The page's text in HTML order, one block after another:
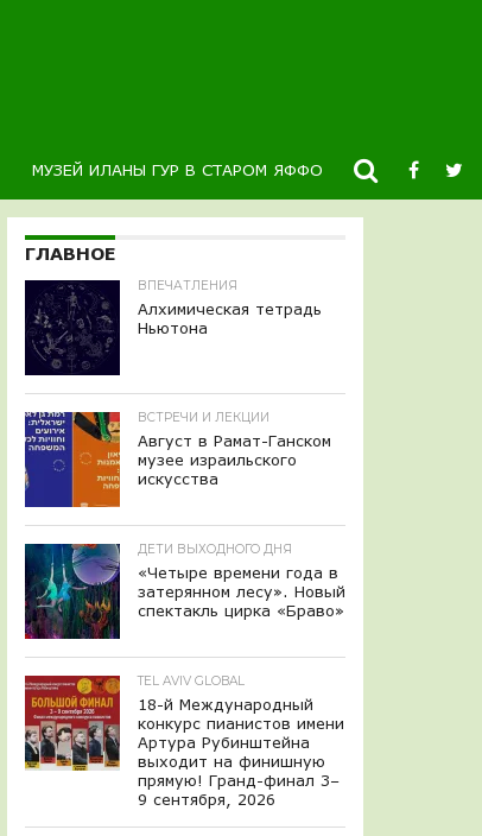
МУЗЕЙ ИЛАНЫ ГУР В СТАРОМ ЯФФО НОВОСТИ
ГЛАВНОЕ
ВПЕЧАТЛЕНИЯ
Алхимическая тетрадь
Ньютона
ВСТРЕЧИ И ЛЕКЦИИ
Август в Рамат-Ганском
музее израильского
искусства
ДЕТИ ВЫХОДНОГО ДНЯ
«Четыре времени года в
затерянном лесу». Новый
спектакль цирка «Браво»
TEL AVIV GLOBAL
18-й Международный
конкурс пианистов имени
Артура Рубинштейна
выходит на финишную
прямую! Гранд-финал 3–
9 сентября, 2026